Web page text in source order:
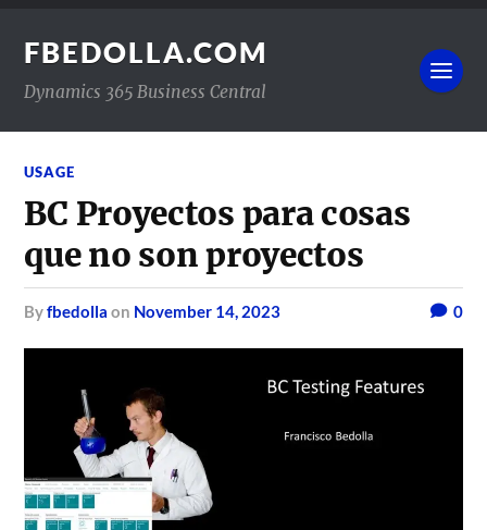
FBEDOLLA.COM
Dynamics 365 Business Central
USAGE
BC Proyectos para cosas
que no son proyectos
byfbedolla on November 14, 2023 0